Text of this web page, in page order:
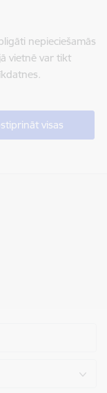
nepieciešamās
vietnē var tikt
visas